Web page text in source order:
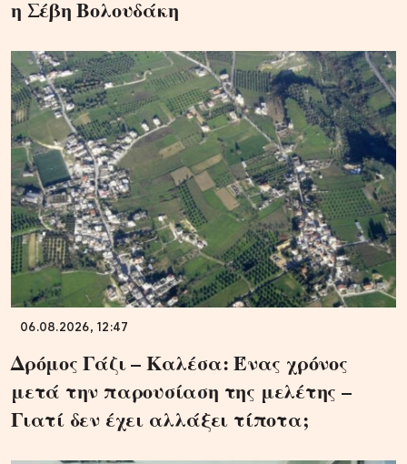
η Σέβη Βολουδάκη
06.08.2026, 12:47
Δρόμος Γάζι – Καλέσα: Ένας χρόνος
μετά την παρουσίαση της μελέτης –
Γιατί δεν έχει αλλάξει τίποτα;